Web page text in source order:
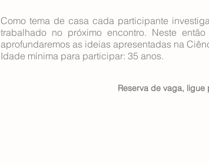
Como tema de casa cada participante
trabalhado no próximo encontro. Neste
aprofundaremos as ideias apresentadas na
Idade mínima para participar: 35 anos.
Reserva de vaga,